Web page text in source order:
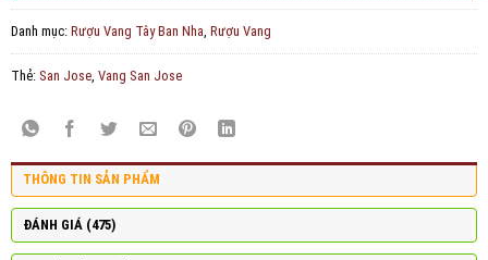
Danh mục: Rượu Vang Tây Ban Nha Rượu Vang
Thẻ: San Jose Vang San Jose
THÔNG TIN SẢN PHẨM
ĐÁNH GIÁ (475)